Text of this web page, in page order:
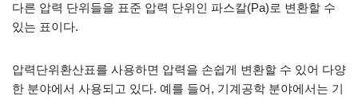
다른 압력 단위들을 표준 압력 단위인 파스칼(Pa)로 변환할 수
있는 표이다.
압력단위환산표를 사용하면 압력을 손쉽게 변환할 수 있어 다양
한 분야에서 사용되고 있다. 예를 들어, 기계공학 분야에서는 기